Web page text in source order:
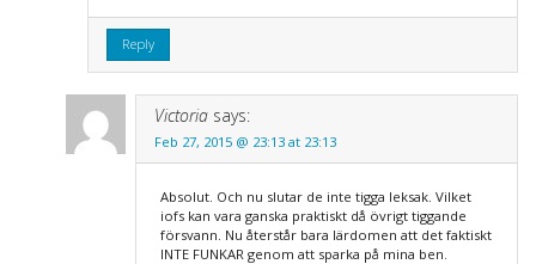
Reply
Victoria says:
Feb 27, 2015 @ 23:13 at 23:13
Absolut. Och nu slutar de inte tigga leksak. Vilket
iofs kan vara ganska praktiskt då övrigt tiggande
försvann. Nu återstår bara lärdomen att det faktiskt
INTE FUNKAR genom att sparka på mina ben.